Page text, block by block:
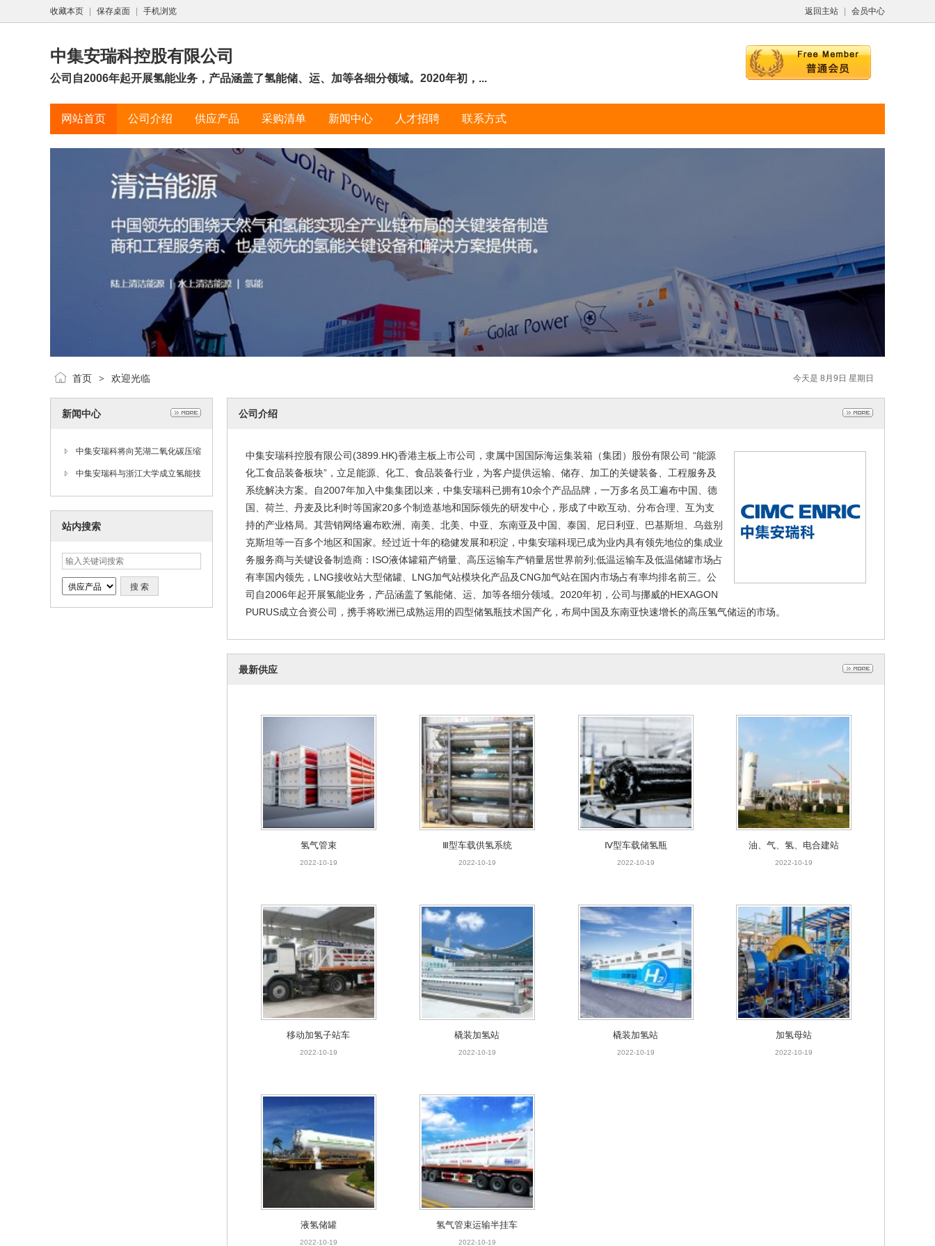
返回主站 会员中心
收藏本页 保存桌面 手机浏览
中集安瑞科控股有限公司
公司自2006年起开展氢能业务，产品涵盖了氢能储、运、加等各细分领域。2020年初，...
网站首页 公司介绍 供应产品 采购清单 新闻中心 人才招聘 联系方式
今天是 8月9日 星期日
首页 > 欢迎光临
新闻中心
中集安瑞科将向芜湖二氧化碳压缩
储能项目批量提供储能容器
中集安瑞科与浙江大学成立氢能技
术联合研发中心
站内搜索
公司介绍
中集安瑞科控股有限公司(3899.HK)香港主板上市公司，隶属中国国际海运集装箱（集团）股份有限公司 “能源
化工食品装备板块”，立足能源、化工、食品装备行业，为客户提供运输、储存、加工的关键装备、工程服务及
系统解决方案。自2007年加入中集集团以来，中集安瑞科已拥有10余个产品品牌，一万多名员工遍布中国、德
国、荷兰、丹麦及比利时等国家20多个制造基地和国际领先的研发中心，形成了中欧互动、分布合理、互为支
持的产业格局。其营销网络遍布欧洲、南美、北美、中亚、东南亚及中国、泰国、尼日利亚、巴基斯坦、乌兹别
克斯坦等一百多个地区和国家。经过近十年的稳健发展和积淀，中集安瑞科现已成为业内具有领先地位的集成业
务服务商与关键设备制造商：ISO液体罐箱产销量、高压运输车产销量居世界前列;低温运输车及低温储罐市场占
有率国内领先，LNG接收站大型储罐、LNG加气站模块化产品及CNG加气站在国内市场占有率均排名前三。公
司自2006年起开展氢能业务，产品涵盖了氢能储、运、加等各细分领域。2020年初，公司与挪威的HEXAGON
PURUS成立合资公司，携手将欧洲已成熟运用的四型储氢瓶技术国产化，布局中国及东南亚快速增长的高压氢气储运的市场。
最新供应
氢气管束
2022-10-19
Ⅲ型车载供氢系统
2022-10-19
Ⅳ型车载储氢瓶
2022-10-19
油、气、氢、电合建站
2022-10-19
移动加氢子站车
2022-10-19
橇装加氢站
2022-10-19
橇装加氢站
2022-10-19
加氢母站
2022-10-19
液氢储罐
2022-10-19
氢气管束运输半挂车
2022-10-19